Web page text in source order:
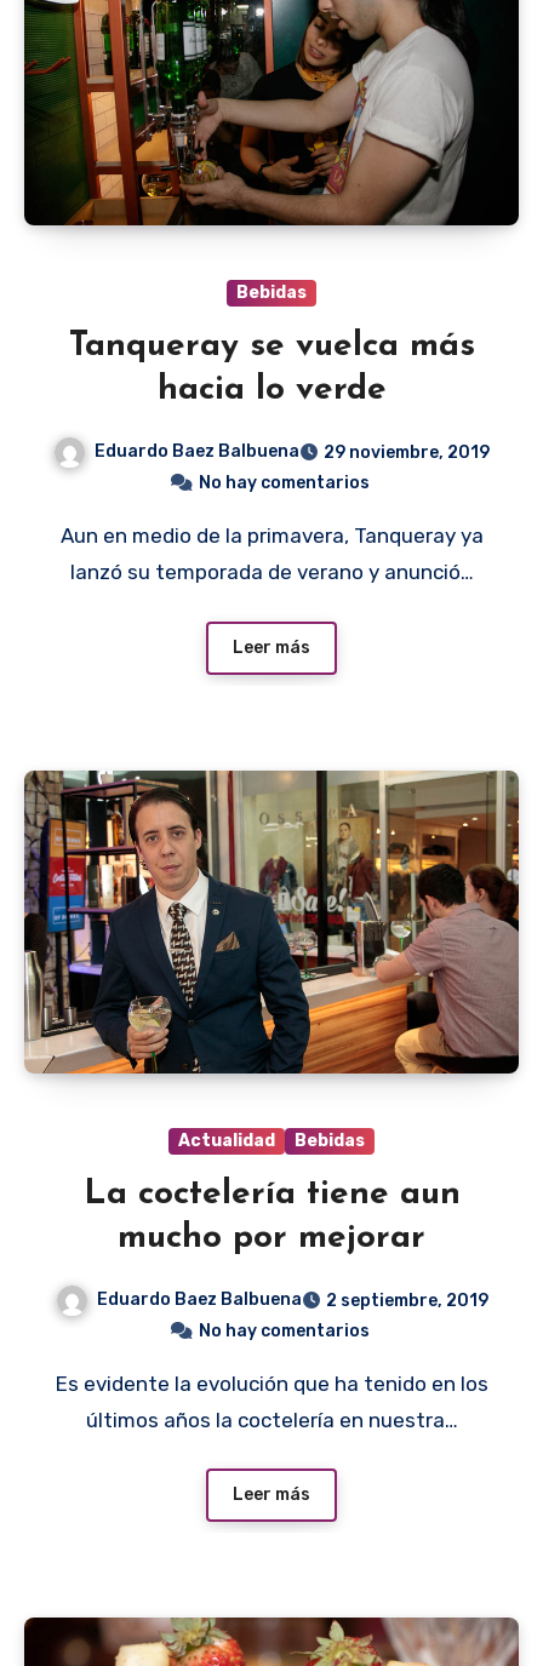
Bebidas
Tanqueray se vuelca más
hacia lo verde
Eduardo Baez Balbuena
29 noviembre, 2019
No hay comentarios
Aun en medio de la primavera, Tanqueray ya
lanzó su temporada de verano y anunció…
Leer más
Actualidad Bebidas
La coctelería tiene aun
mucho por mejorar
Eduardo Baez Balbuena
2 septiembre, 2019
No hay comentarios
Es evidente la evolución que ha tenido en los
últimos años la coctelería en nuestra…
Leer más